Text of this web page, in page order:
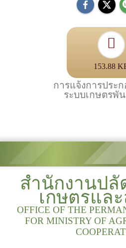
153.88
การแจ้งการประ
ระบบเกษตรพั
สำนักงานปลั
เกษตรแล
OFFICE OF THE
FOR MINISTRY OF